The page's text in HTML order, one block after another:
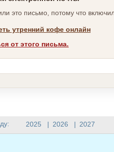
2025 | 2026 | 2027
это письмо, потому что
утренний кофе онлайн
от этого письма.